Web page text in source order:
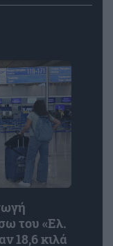
του «Ελ.
18,6 κιλά